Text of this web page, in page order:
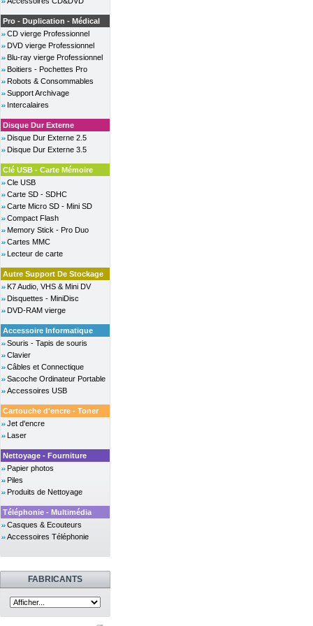
Pro - Duplication - Médical
CD vierge Professionnel
DVD vierge Professionnel
Blu-ray vierge Professionnel
Boitiers - Pochettes Pro
Robots & Consommables
Support Archivage
Intercalaires
Disque Dur Externe
Disque Dur Externe 2.5
Disque Dur Externe 3.5
Clé USB - Carte Mémoire
Cle USB
Carte SD - SDHC
Carte Micro SD - Mini SD
Compact Flash
Memory Stick - Pro Duo
Cartes MMC
Lecteur de carte
Autre Support De Stockage
K7 Audio, VHS & Mini DV
Disquettes - MiniDisc
DVD-RAM vierge
Accessoire Informatique
Souris - Tapis de souris
Clavier
Câbles et Connectique
Sacoche Ordinateur Portable
Accessoires USB
Cartouche d'encre - Toner
Jet d'encre
Laser
Nettoyage - Fourniture
Papier photos
Piles
Produits de Nettoyage
Téléphonie - Multimédia
Casques & Ecouteurs
Accessoires Téléphonie
FABRICANTS